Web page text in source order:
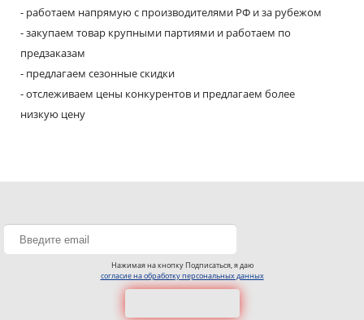
- работаем напрямую с производителями РФ и за рубежом
- закупаем товар крупными партиями и работаем по
предзаказам
- предлагаем сезонные скидки
- отслеживаем цены конкурентов и предлагаем более
низкую цену
Нажимая на кнопку Подписаться, я даю
согласие на обработку персональных данных